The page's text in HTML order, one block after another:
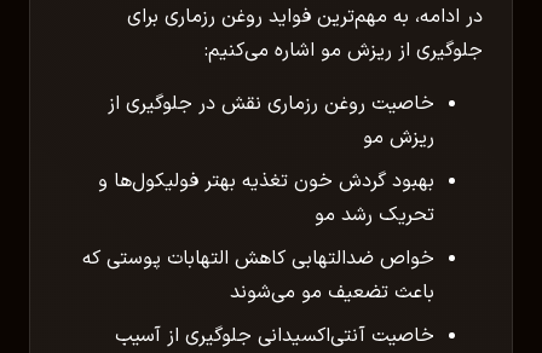
در ادامه، به مهم‌ترین فواید روغن رزماری برای
جلوگیری از ریزش مو اشاره می‌کنیم:
خاصیت روغن رزماری نقش در جلوگیری از
ریزش مو
بهبود گردش خون تغذیه بهتر فولیکول‌ها و
تحریک رشد مو
خواص ضدالتهابی کاهش التهابات پوستی که
باعث تضعیف مو می‌شوند
خاصیت آنتی‌اکسیدانی جلوگیری از آسیب